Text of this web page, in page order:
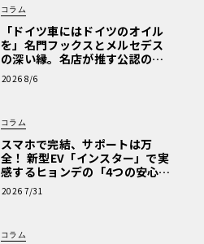
コラム
「ドイツ車にはドイツのオイル
を」名門フックスとメルセデス
の深い縁。名店が推す公認の安
心と、Cクラスで味わうシルキー
な走り〈PR〉
2026 8/6
コラム
スマホで完結、サポートは万
全！ 新型EV「インスター」で実
感するヒョンデの「4つの安心」
【第1回・ヒョンデ6つの疑問：
Why? Hyundai?】〈PR〉
2026 7/31
コラム